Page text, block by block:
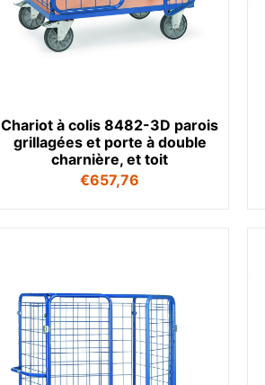
Chariot à colis 8482-3D parois
grillagées et porte à double
charnière, et toit
€657,76